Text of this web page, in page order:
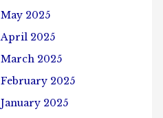
May 2025
April 2025
March 2025
February 2025
January 2025